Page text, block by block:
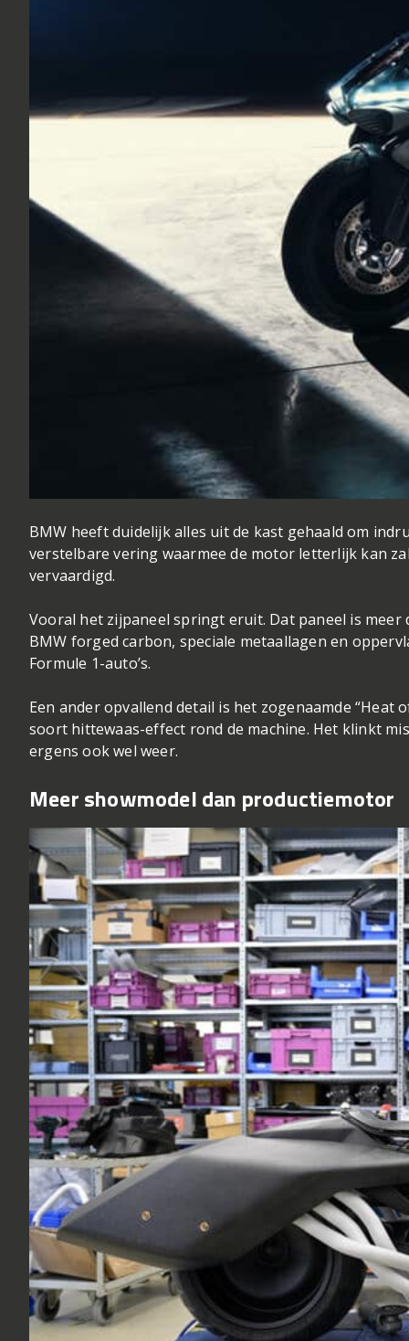
BMW heeft duidelijk alles uit de kast gehaald om
verstelbare vering waarmee de motor letterlijk kan
vervaardigd.
Vooral het zijpaneel springt eruit. Dat paneel is
BMW forged carbon, speciale metaallagen en
Formule 1-auto’s.
Een ander opvallend detail is het zogenaamde
soort hittewaas-effect rond de machine. Het klinkt
ergens ook wel weer.
Meer showmodel dan productiemotor